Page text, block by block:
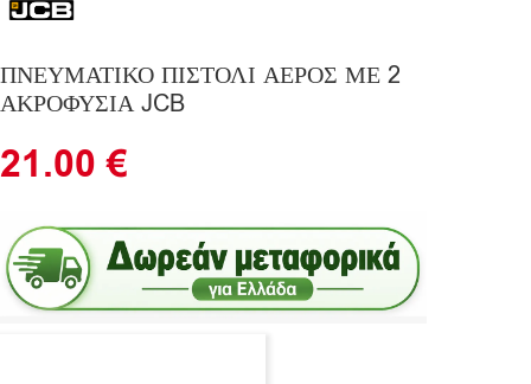
ΠΝΕΥΜΑΤΙΚΟ ΠΙΣΤΟΛΙ ΑΕΡΟΣ ΜΕ 2
ΑΚΡΟΦΥΣΙΑ JCB
21.00€